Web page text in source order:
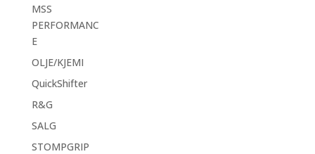
MSS
PERFORMANC
E
OLJE/KJEMI
QuickShifter
R&G
SALG
STOMPGRIP